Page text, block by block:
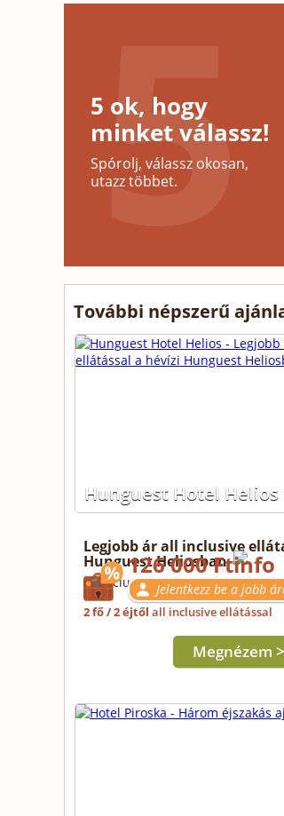
5 ok, hogy
minket válassz!
Spórolj, válassz okosan,
utazz többet.
További népszerű
Hunguest Hotel Helios
Legjobb ár all inclusive
Hunguest Heliosban
all inclusive ellátással,
126 000 Ft
Jelentkezz be a jobb
2 fő / 2 éjtől all inclusive ellátással
Megnézem